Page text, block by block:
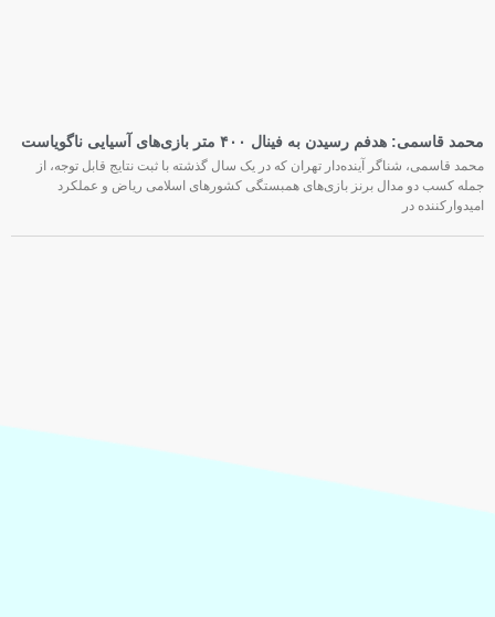
محمد قاسمی: هدفم رسیدن به فینال ۴۰۰ متر بازی‌های آسیایی ناگویاست
محمد قاسمی، شناگر آینده‌دار تهران که در یک سال گذشته با ثبت نتایج قابل توجه، از
جمله کسب دو مدال برنز بازی‌های همبستگی کشورهای اسلامی ریاض و عملکرد
امیدوارکننده در